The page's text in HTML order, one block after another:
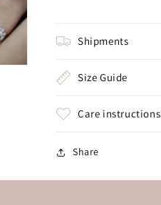
Shipments
Size Guide
Care instructions
Share